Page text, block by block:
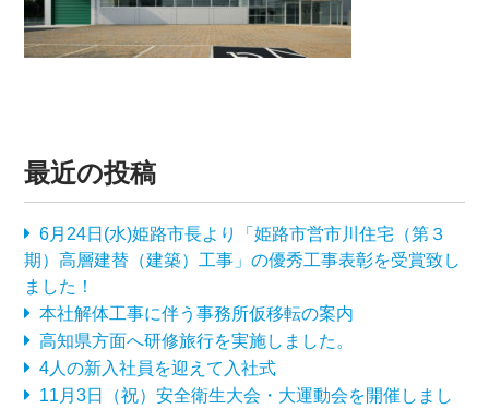
最近の投稿
6月24日(水)姫路市長より「姫路市営市川住宅（第３
期）高層建替（建築）工事」の優秀工事表彰を受賞致し
ました！
本社解体工事に伴う事務所仮移転の案内
高知県方面へ研修旅行を実施しました。
4人の新入社員を迎えて入社式
11月3日（祝）安全衛生大会・大運動会を開催しまし